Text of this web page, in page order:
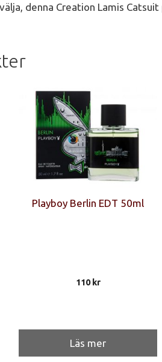
denna Creation Lamis
Playboy Berlin EDT 50ml
110kr
Läs mer